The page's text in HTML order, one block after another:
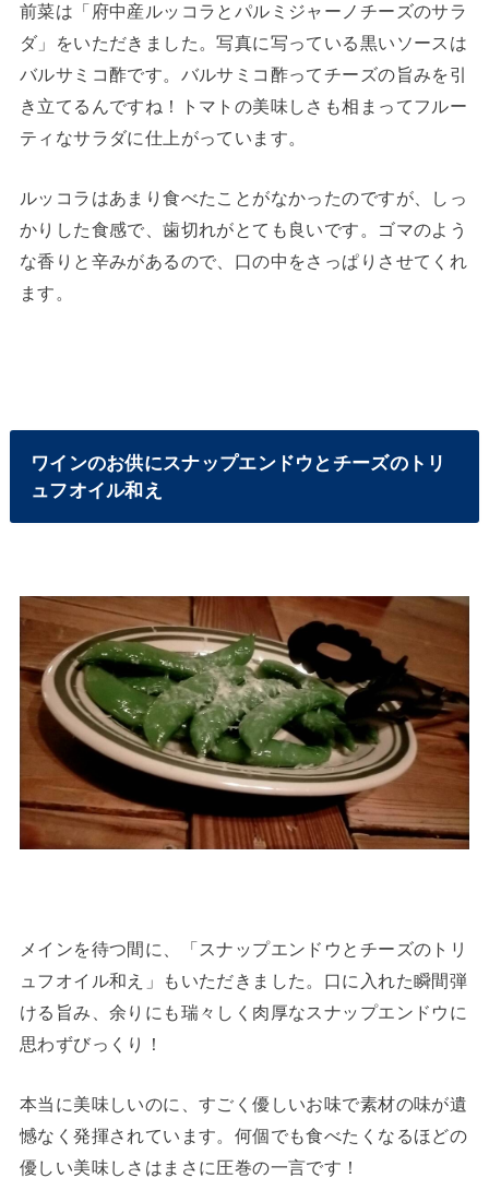
前菜は「府中産ルッコラとパルミジャーノチーズのサラ
ダ」をいただきました。写真に写っている黒いソースは
バルサミコ酢です。バルサミコ酢ってチーズの旨みを引
き立てるんですね！トマトの美味しさも相まってフルー
ティなサラダに仕上がっています。
ルッコラはあまり食べたことがなかったのですが、しっ
かりした食感で、歯切れがとても良いです。ゴマのよう
な香りと辛みがあるので、口の中をさっぱりさせてくれ
ます。
ワインのお供にスナップエンドウとチーズのトリ
ュフオイル和え
メインを待つ間に、「スナップエンドウとチーズのトリ
ュフオイル和え」もいただきました。口に入れた瞬間弾
ける旨み、余りにも瑞々しく肉厚なスナップエンドウに
思わずびっくり！
本当に美味しいのに、すごく優しいお味で素材の味が遺
憾なく発揮されています。何個でも食べたくなるほどの
優しい美味しさはまさに圧巻の一言です！